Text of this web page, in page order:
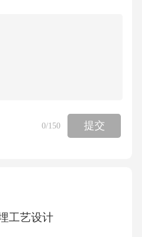
质、工作压力和使用环
±1mm。在法兰上安装密
厚度应符合设计要求，
法兰对齐，穿上螺
紧应均匀一致，螺母应
0/150 提交
工艺设计